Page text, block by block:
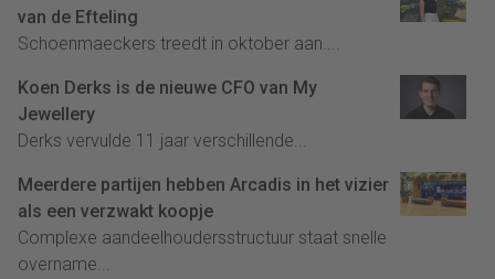
van de Efteling
Schoenmaeckers treedt in oktober aan....
Koen Derks is de nieuwe CFO van My
Jewellery
Derks vervulde 11 jaar verschillende...
Meerdere partijen hebben Arcadis in het vizier
als een verzwakt koopje
Complexe aandeelhoudersstructuur staat snelle
overname...